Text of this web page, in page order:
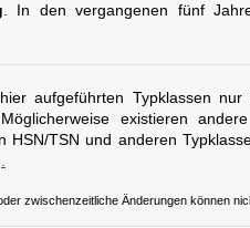
. In den vergangenen fünf
aufgeführten Typklassen
existieren
HSN/TSN und anderen
zwischenzeitliche Änderungen können